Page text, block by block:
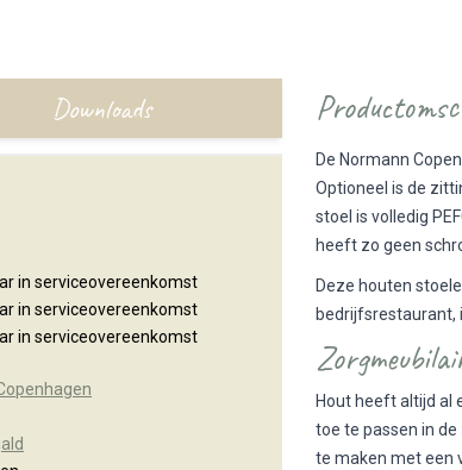
Downloads
in serviceovereenkomst
in serviceovereenkomst
in serviceovereenkomst
De Normann
Optioneel is de
stoel is volledig
heeft zo geen
Deze houten
bedrijfsrestaurant,
Hout heeft altijd al
toe te passen in de
te maken met een